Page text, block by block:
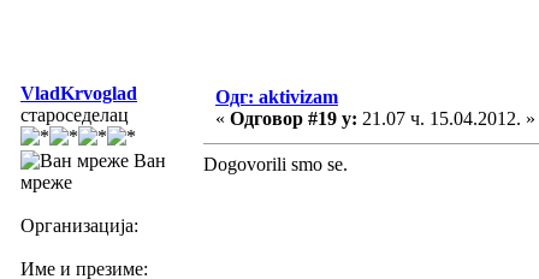
VladKrvoglad
староседелац
Ван
мреже
Организација:
Име и презиме:
Одг: aktivizam
« Одговор #19 у: 21.07 ч. 15.04.2012. »
Dogovorili smo se.